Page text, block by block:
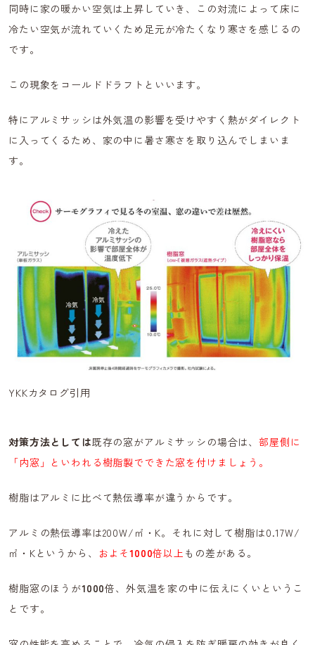
同時に家の暖かい空気は上昇していき、この対流によって床に
冷たい空気が流れていくため足元が冷たくなり寒さを感じるの
です。
この現象をコールドドラフトといいます。
特にアルミサッシは外気温の影響を受けやすく熱がダイレクト
に入ってくるため、家の中に暑さ寒さを取り込んでしまいま
す。
YKKカタログ引用
対策方法としては既存の窓がアルミサッシの場合は、部屋側に
「内窓」といわれる樹脂製でできた窓を付けましょう。
樹脂はアルミに比べて熱伝導率が違うからです。
アルミの熱伝導率は200W/㎡・K。それに対して樹脂は0.17W/
㎡・Kというから、
およそ1000倍以上 もの差がある。
樹脂窓のほうが1000倍、外気温を家の中に伝えにくいというこ
とです。